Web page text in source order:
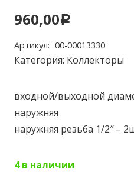
960,00Р
Артикул: 00-00013330
Категория: Коллекторы
входной/выходной
наружняя
наружняя резьба 1/2″ –
4 в наличии